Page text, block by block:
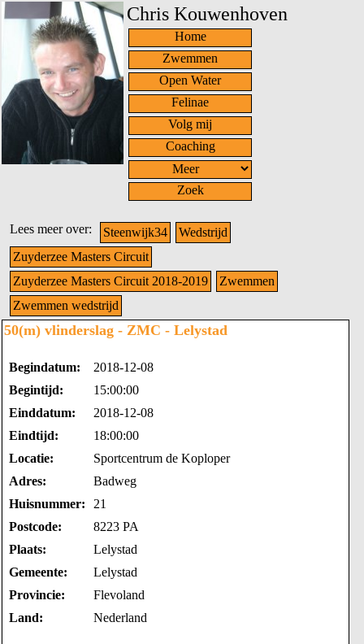
Chris Kouwenhoven
Home
Zwemmen
Open Water
Felinae
Volg mij
Coaching
Zoek
Lees meer over: Steenwijk34
Wedstrijd
Zuyderzee Masters Circuit
Zuyderzee Masters Circuit 2018-2019
Zwemmen
Zwemmen wedstrijd
50(m) vlinderslag - ZMC - Lelystad
Begindatum:
2018-12-08
Begintijd:
15:00:00
Einddatum:
2018-12-08
Eindtijd:
18:00:00
Locatie:
Sportcentrum de Koploper
Adres:
Badweg
Huisnummer:
21
Postcode:
8223 PA
Plaats:
Lelystad
Gemeente:
Lelystad
Provincie:
Flevoland
Land:
Nederland